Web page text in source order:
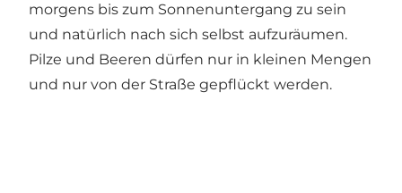
morgens bis zum Sonnenuntergang zu sein
und natürlich nach sich selbst aufzuräumen.
Pilze und Beeren dürfen nur in kleinen Mengen
und nur von der Straße gepflückt werden.